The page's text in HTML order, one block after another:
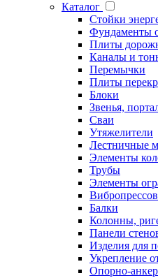
Каталог
Стойки
Фундаменты
Плиты
Каналы и
Перемычки
Плиты
Блоки
Звенья,
Сваи
Утяжелители
Лестничные
Элементы
Трубы
Элементы
Балки
Колонны,
Панели
Изделия для
Укрепление
Опорно-